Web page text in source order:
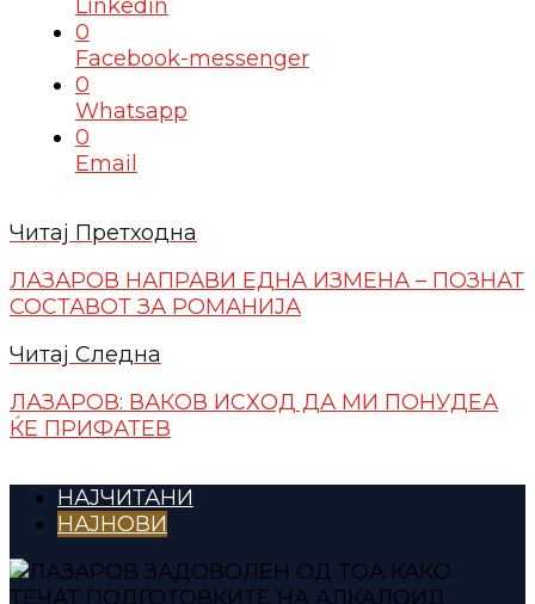
Linkedin
0
Facebook-messenger
0
Whatsapp
0
Email
Читај Претходна
ЛАЗАРОВ НАПРАВИ ЕДНА ИЗМЕНА – ПОЗНАТ
СОСТАВОТ ЗА РОМАНИЈА
Читај Следна
ЛАЗАРОВ: ВАКОВ ИСХОД ДА МИ ПОНУДЕА
ЌЕ ПРИФАТЕВ
НАЈЧИТАНИ
НАЈНОВИ